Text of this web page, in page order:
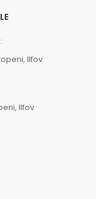
Ilfov
Ilfov